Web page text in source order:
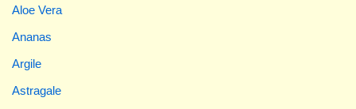
Aloe Vera
Ananas
Argile
Astragale